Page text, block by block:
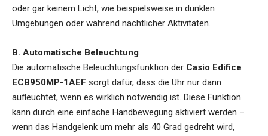
oder gar keinem Licht, wie beispielsweise in dunklen
Umgebungen oder während nächtlicher Aktivitäten.
B. Automatische Beleuchtung
Die automatische Beleuchtungsfunktion der Casio Edifice
ECB950MP-1AEF sorgt dafür, dass die Uhr nur dann
aufleuchtet, wenn es wirklich notwendig ist. Diese Funktion
kann durch eine einfache Handbewegung aktiviert werden –
wenn das Handgelenk um mehr als 40 Grad gedreht wird,